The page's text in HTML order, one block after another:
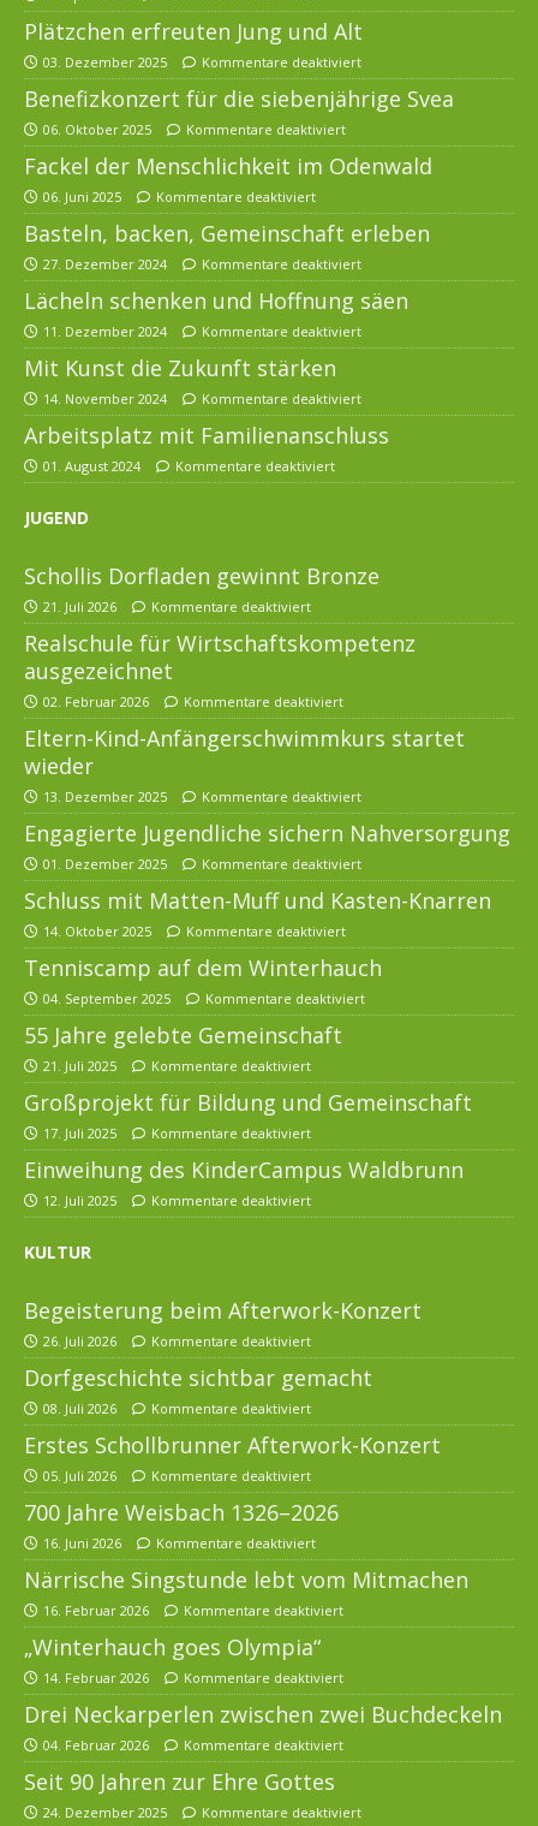
Plätzchen erfreuten Jung und Alt
03. Dezember 2025 Kommentare deaktiviert
Benefizkonzert für die siebenjährige Svea
06. Oktober 2025 Kommentare deaktiviert
Fackel der Menschlichkeit im Odenwald
06. Juni 2025 Kommentare deaktiviert
Basteln, backen, Gemeinschaft erleben
27. Dezember 2024 Kommentare deaktiviert
Lächeln schenken und Hoffnung säen
11. Dezember 2024 Kommentare deaktiviert
Mit Kunst die Zukunft stärken
14. November 2024 Kommentare deaktiviert
Arbeitsplatz mit Familienanschluss
01. August 2024 Kommentare deaktiviert
JUGEND
Schollis Dorfladen gewinnt Bronze
21. Juli 2026 Kommentare deaktiviert
Realschule für Wirtschaftskompetenz
ausgezeichnet
02. Februar 2026 Kommentare deaktiviert
Eltern-Kind-Anfängerschwimmkurs startet
wieder
13. Dezember 2025 Kommentare deaktiviert
Engagierte Jugendliche sichern Nahversorgung
01. Dezember 2025 Kommentare deaktiviert
Schluss mit Matten-Muff und Kasten-Knarren
14. Oktober 2025 Kommentare deaktiviert
Tenniscamp auf dem Winterhauch
04. September 2025 Kommentare deaktiviert
55 Jahre gelebte Gemeinschaft
21. Juli 2025 Kommentare deaktiviert
Großprojekt für Bildung und Gemeinschaft
17. Juli 2025 Kommentare deaktiviert
Einweihung des KinderCampus Waldbrunn
12. Juli 2025 Kommentare deaktiviert
KULTUR
Begeisterung beim Afterwork-Konzert
26. Juli 2026 Kommentare deaktiviert
Dorfgeschichte sichtbar gemacht
08. Juli 2026 Kommentare deaktiviert
Erstes Schollbrunner Afterwork-Konzert
05. Juli 2026 Kommentare deaktiviert
700 Jahre Weisbach 1326–2026
16. Juni 2026 Kommentare deaktiviert
Närrische Singstunde lebt vom Mitmachen
16. Februar 2026 Kommentare deaktiviert
„Winterhauch goes Olympia“
14. Februar 2026 Kommentare deaktiviert
Drei Neckarperlen zwischen zwei Buchdeckeln
04. Februar 2026 Kommentare deaktiviert
Seit 90 Jahren zur Ehre Gottes
24. Dezember 2025 Kommentare deaktiviert